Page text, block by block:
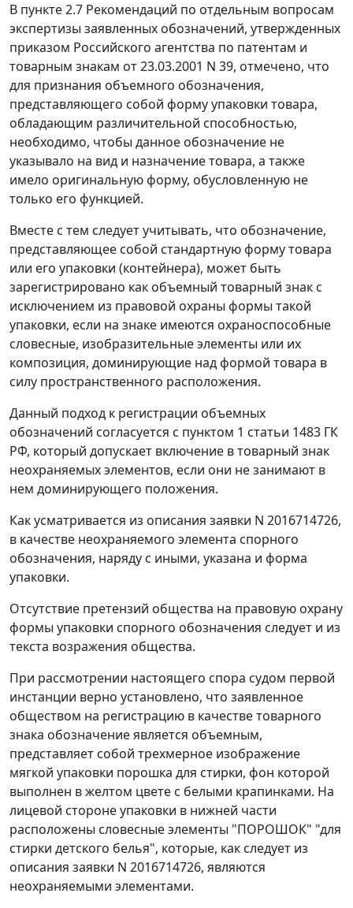
В пункте 2.7 Рекомендаций по отдельным вопросам
экспертизы заявленных обозначений, утвержденных
приказом Российского агентства по патентам и
товарным знакам от 23.03.2001 N 39, отмечено, что
для признания объемного обозначения,
представляющего собой форму упаковки товара,
обладающим различительной способностью,
необходимо, чтобы данное обозначение не
указывало на вид и назначение товара, а также
имело оригинальную форму, обусловленную не
только его функцией.
Вместе с тем следует учитывать, что обозначение,
представляющее собой стандартную форму товара
или его упаковки (контейнера), может быть
зарегистрировано как объемный товарный знак с
исключением из правовой охраны формы такой
упаковки, если на знаке имеются охраноспособные
словесные, изобразительные элементы или их
композиция, доминирующие над формой товара в
силу пространственного расположения.
Данный подход к регистрации объемных
обозначений согласуется с пунктом 1 статьи 1483 ГК
РФ, который допускает включение в товарный знак
неохраняемых элементов, если они не занимают в
нем доминирующего положения.
Как усматривается из описания заявки N 2016714726,
в качестве неохраняемого элемента спорного
обозначения, наряду с иными, указана и форма
упаковки.
Отсутствие претензий общества на правовую охрану
формы упаковки спорного обозначения следует и из
текста возражения общества.
При рассмотрении настоящего спора судом первой
инстанции верно установлено, что заявленное
обществом на регистрацию в качестве товарного
знака обозначение является объемным,
представляет собой трехмерное изображение
мягкой упаковки порошка для стирки, фон которой
выполнен в желтом цвете с белыми крапинками. На
лицевой стороне упаковки в нижней части
расположены словесные элементы "ПОРОШОК" "для
стирки детского белья", которые, как следует из
описания заявки N 2016714726, являются
неохраняемыми элементами.